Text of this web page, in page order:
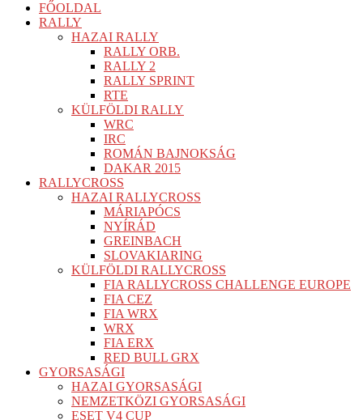
FŐOLDAL
RALLY
HAZAI RALLY
RALLY ORB.
RALLY 2
RALLY SPRINT
RTE
KÜLFÖLDI RALLY
WRC
IRC
ROMÁN BAJNOKSÁG
DAKAR 2015
RALLYCROSS
HAZAI RALLYCROSS
MÁRIAPÓCS
NYÍRÁD
GREINBACH
SLOVAKIARING
KÜLFÖLDI RALLYCROSS
FIA RALLYCROSS CHALLENGE EUROPE
FIA CEZ
FIA WRX
WRX
FIA ERX
RED BULL GRX
GYORSASÁGI
HAZAI GYORSASÁGI
NEMZETKÖZI GYORSASÁGI
ESET V4 CUP